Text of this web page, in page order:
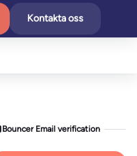
Kontakta oss
Bouncer Email verification